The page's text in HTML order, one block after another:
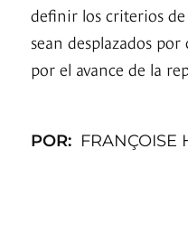
definir los criterios de
sean desplazados
por el avance de la
POR: FRANÇOISE